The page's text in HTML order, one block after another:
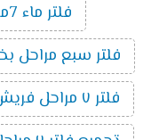
فلتر ماء 7مراحل
فلتر سبع مراحل
فلتر ٧ مراحل فريش